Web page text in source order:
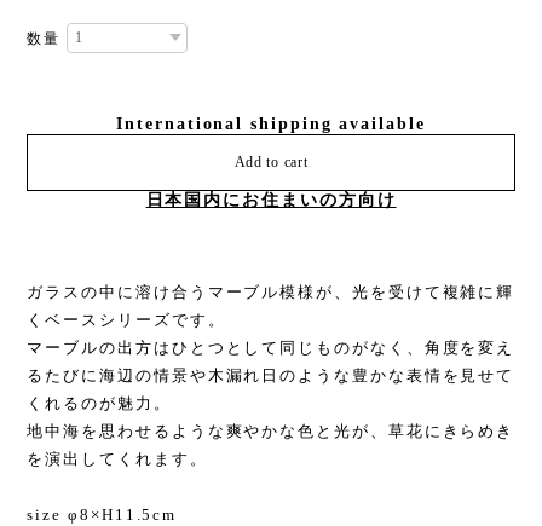
数量
International shipping available
Add to cart
日本国内にお住まいの方向け
ガラスの中に溶け合うマーブル模様が、光を受けて複雑に輝
くベースシリーズです。
マーブルの出方はひとつとして同じものがなく、角度を変え
るたびに海辺の情景や木漏れ日のような豊かな表情を見せて
くれるのが魅力。
地中海を思わせるような爽やかな色と光が、草花にきらめき
を演出してくれます。
size φ8×H11.5cm